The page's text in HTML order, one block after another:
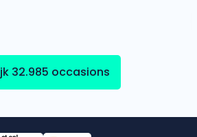
32.985 occasions